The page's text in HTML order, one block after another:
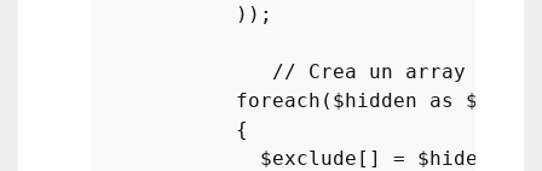
            ));
// Crea un array di
foreach ( $hidden as $hide
            {
$exclude [] = $hide